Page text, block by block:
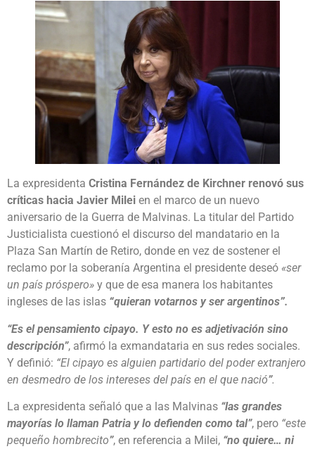
La expresidenta Cristina Fernández de Kirchner renovó sus
críticas hacia Javier Milei en el marco de un nuevo
aniversario de la Guerra de Malvinas. La titular del Partido
Justicialista cuestionó el discurso del mandatario en la
Plaza San Martín de Retiro, donde en vez de sostener el
reclamo por la soberanía Argentina el presidente deseó «ser
un país próspero» y que de esa manera los habitantes
ingleses de las islas “quieran votarnos y ser argentinos”.
“Es el pensamiento cipayo. Y esto no es adjetivación sino
descripción”, afirmó la exmandataria en sus redes sociales.
Y definió: “El cipayo es alguien partidario del poder extranjero
en desmedro de los intereses del país en el que nació”.
La expresidenta señaló que a las Malvinas “las grandes
mayorías lo llaman Patria y lo defienden como tal”, pero “este
pequeño hombrecito”, en referencia a Milei, “no quiere… ni